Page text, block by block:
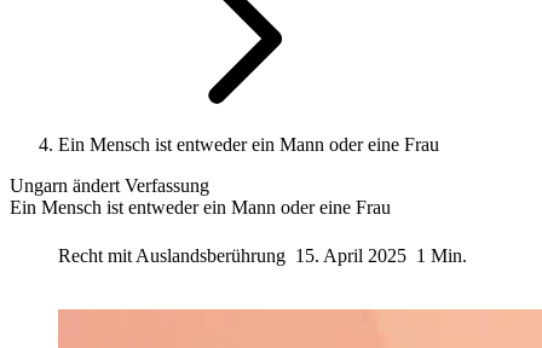
Ein Mensch ist entweder ein Mann oder eine Frau
Ungarn ändert Verfassung
Ein Mensch ist entweder ein Mann oder eine Frau
Recht mit Auslandsberührung 15. April 2025 1 Min.